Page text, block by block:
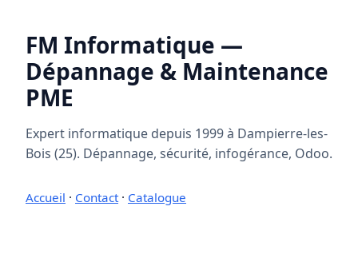
FM Informatique —
Dépannage & Maintenance
PME
Expert informatique depuis 1999 à Dampierre-les-
Bois (25). Dépannage, sécurité, infogérance, Odoo.
Accueil · Contact· Catalogue